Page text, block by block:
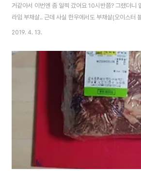
거같아서 이번엔 좀 일찍 갔어요 10시반쯤? 그랬더니
라임 부채살.. 근데 사실 한우에서도 부채살(오이스터
해요 중간에 심때문에요. 근데 외국소는 그게 더 많이
엔 미국소를 사보기로 합니다 ㅋㅋㅋ 또 실패할까봐
최대한 중량이 적은것으로... 이번에 산것은 갈비살인
살입니다. 갈빗대 사이의 살이요. 다른 본갈비살 진갈
에 붙어있는 살들을 말합니다. 갈비대 사이에 있으니
음식점 가서 갈비살 먹으..
2019. 4. 13.